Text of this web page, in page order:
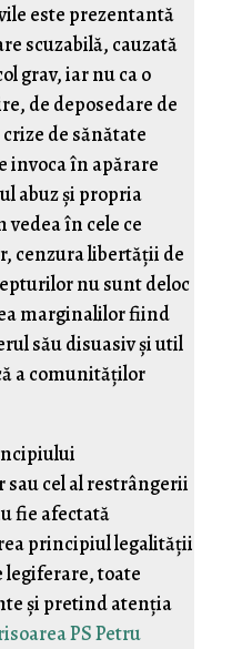
este prezentantă
scuzabilă, cauzată
grav, iar nu ca o
de deposedare de
de sănătate
invoca în apărare
abuz şi propria
în cele ce
cenzura libertăţii de
nu sunt deloc
marginalilor fiind
său disuasiv şi util
a comunităţilor
cel al restrângerii
fie afectată
principiul legalităţii
legiferare, toate
şi pretind atenţia
PS Petru